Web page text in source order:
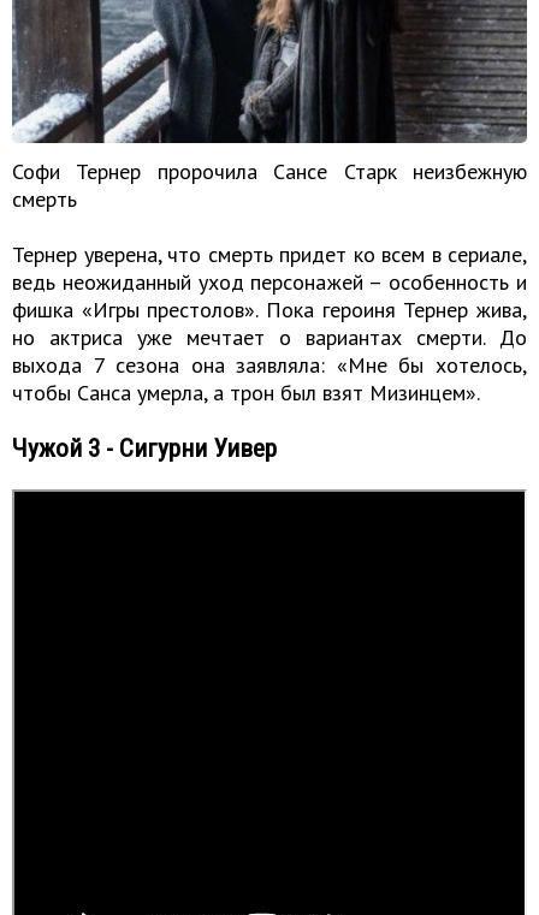
Софи Тернер пророчила Сансе Старк неизбежную
смерть
Тернер уверена, что смерть придет ко всем в сериале,
ведь неожиданный уход персонажей – особенность и
фишка «Игры престолов». Пока героиня Тернер жива,
но актриса уже мечтает о вариантах смерти. До
выхода 7 сезона она заявляла: «Мне бы хотелось,
чтобы Санса умерла, а трон был взят Мизинцем».
Чужой 3 - Сигурни Уивер